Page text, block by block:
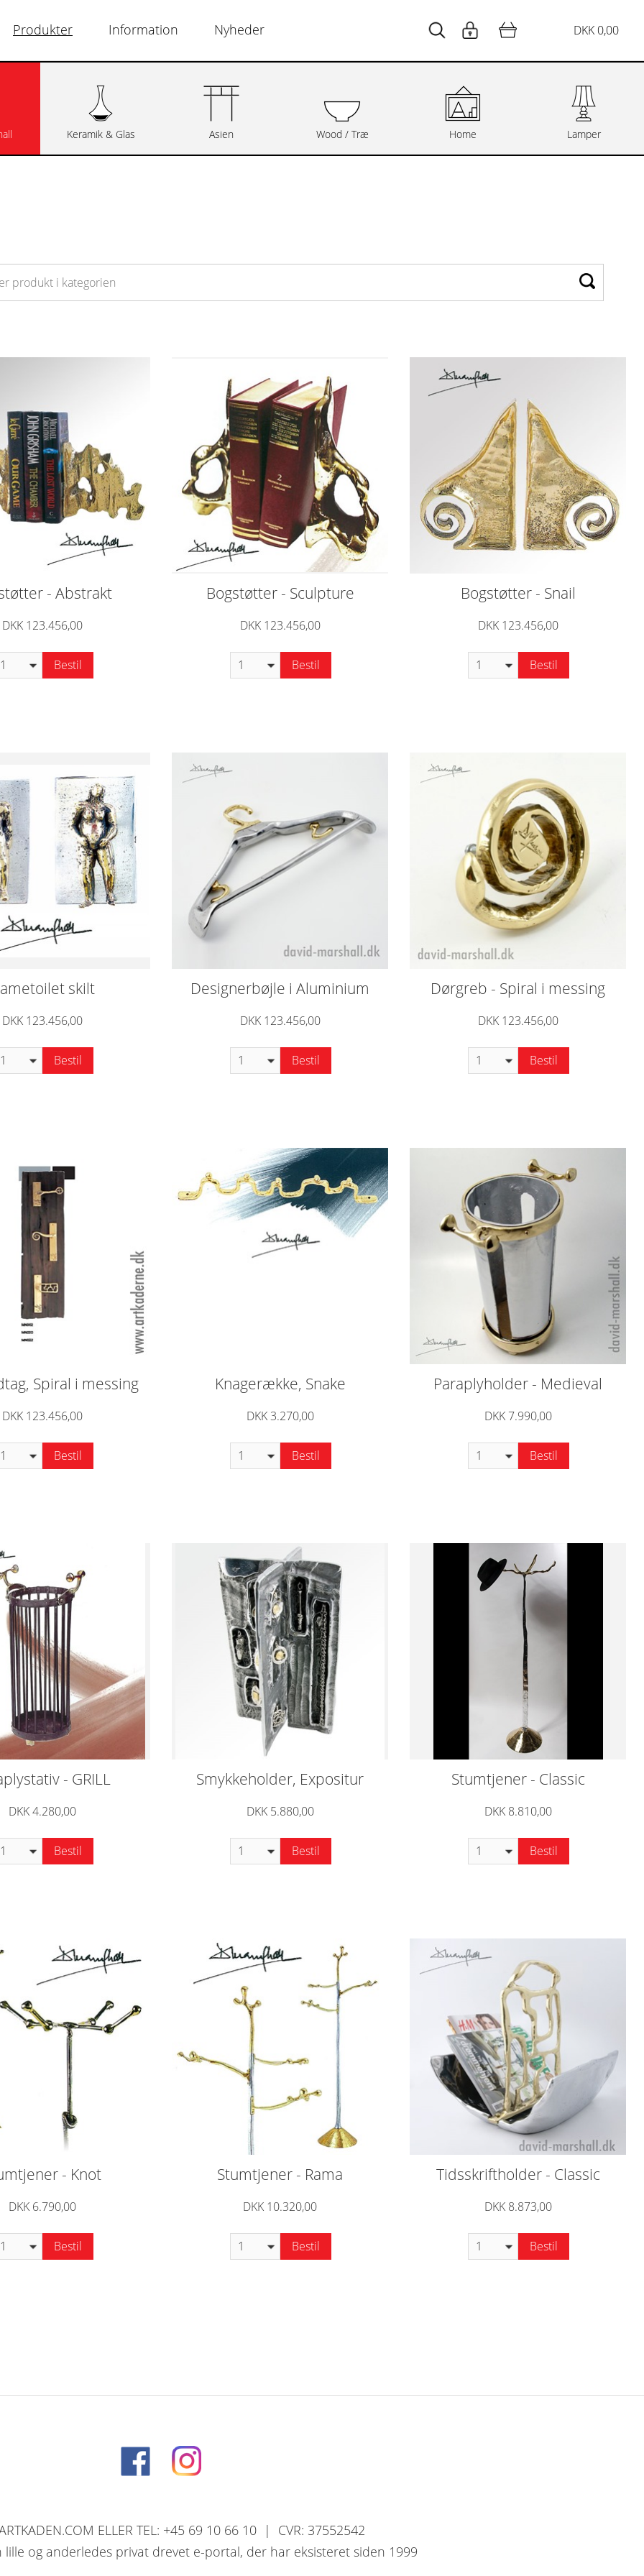
Produkter Information Nyheder DKK 0,00
Keramik & Glas Asien Wood / Træ Home Lamper
- Abstrakt
DKK 123.456,00
Bestil
Bogstøtter - Sculpture
DKK 123.456,00
Bestil
Bogstøtter - Snail
DKK 123.456,00
Bestil
skilt
DKK 123.456,00
Bestil
Designerbøjle i Aluminium
DKK 123.456,00
Bestil
Dørgreb - Spiral i messing
DKK 123.456,00
Bestil
Spiral i messing
DKK 123.456,00
Bestil
Knagerække, Snake
DKK 3.270,00
Bestil
Paraplyholder - Medieval
DKK 7.990,00
Bestil
- GRILL
DKK 4.280,00
Bestil
Smykkeholder, Expositur
DKK 5.880,00
Bestil
Stumtjener - Classic
DKK 8.810,00
Bestil
- Knot
DKK 6.790,00
Bestil
Stumtjener - Rama
DKK 10.320,00
Bestil
Tidsskriftholder - Classic
DKK 8.873,00
Bestil
ELLER TEL: +45 69 10 66 10 | CVR: 37552542
lille og anderledes privat drevet e-portal, der har eksisteret siden 1999